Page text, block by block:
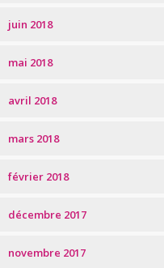
juin 2018
mai 2018
avril 2018
mars 2018
février 2018
décembre 2017
novembre 2017